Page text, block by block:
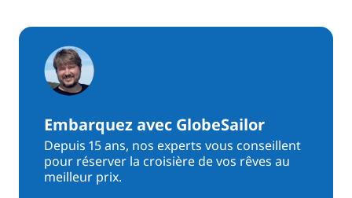
Embarquez avec GlobeSailor
Depuis 15 ans, nos experts vous conseillent
pour réserver la croisière de vos rêves au
meilleur prix.